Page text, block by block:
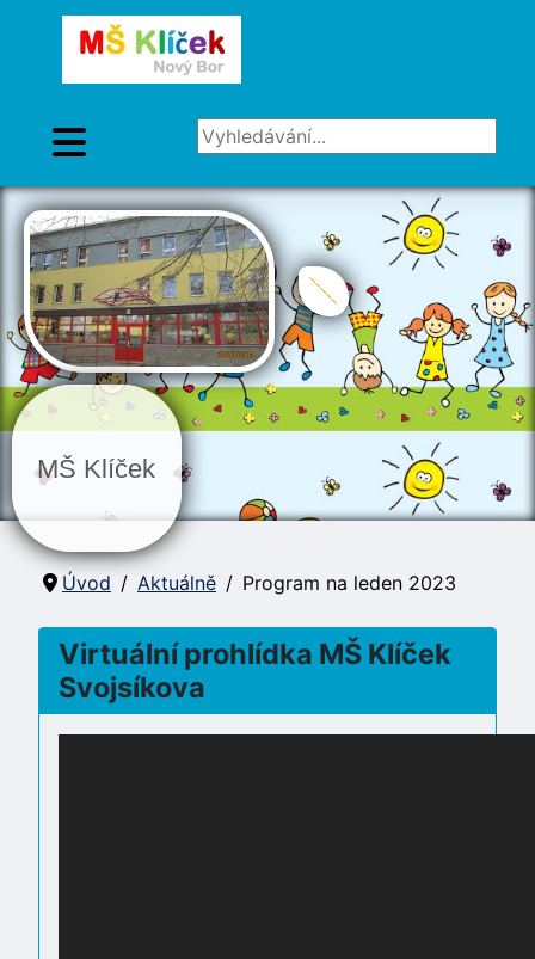
Vyhledávání...
MŠ Klíček
Úvod Aktuálně Program na leden 2023
Virtuální prohlídka MŠ Klíček
Svojsíkova